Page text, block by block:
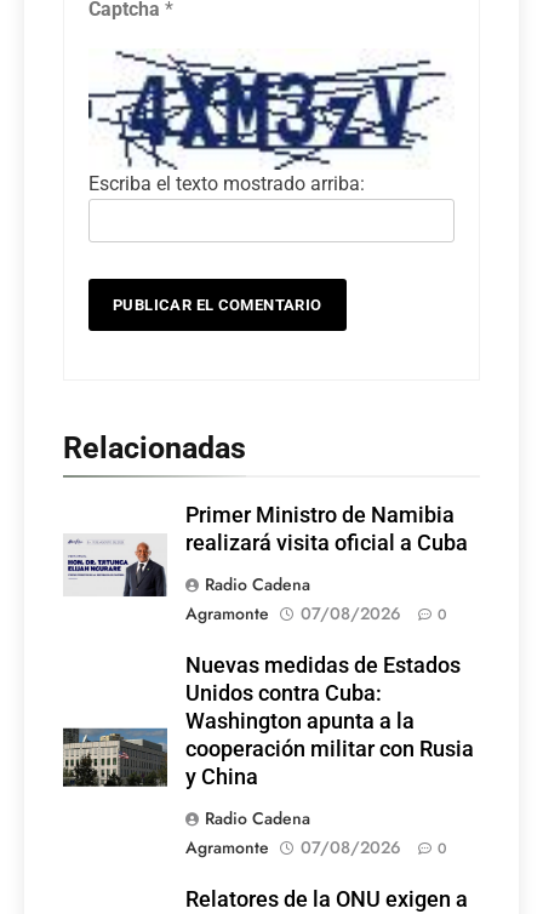
Captcha *
Escriba el texto mostrado arriba:
Relacionadas
Primer Ministro de Namibia
realizará visita oficial a Cuba
Radio Cadena
Agramonte
07/08/2026 0
Nuevas medidas de Estados
Unidos contra Cuba:
Washington apunta a la
cooperación militar con Rusia
y China
Radio Cadena
Agramonte
07/08/2026 0
Relatores de la ONU exigen a